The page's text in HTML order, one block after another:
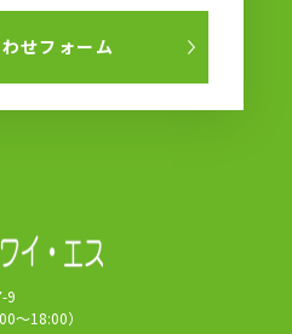
せフォーム
9
～18:00）